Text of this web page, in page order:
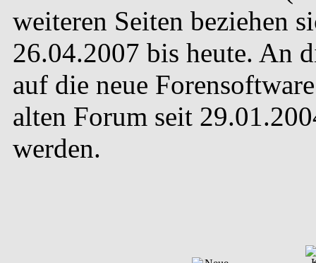
weiteren Seiten beziehen
26.04.2007 bis heute. An
auf die neue
alten Forum seit
werden.